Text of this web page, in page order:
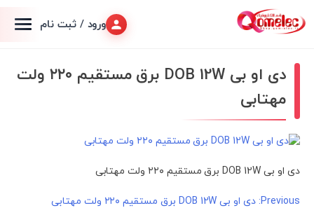
ورود / ثبت نام
دی او بی DOB 12W برق مستقیم ۲۲۰ ولت
مهتابی
دی او بی DOB 12W برق مستقیم ۲۲۰ ولت مهتابی
راهبری
Previous: دی او بی DOB 12W برق مستقیم ۲۲۰ ولت مهتابی